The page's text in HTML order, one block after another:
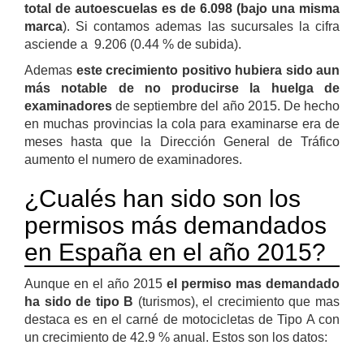
total de autoescuelas es de 6.098 (bajo una misma
marca). Si contamos ademas las sucursales la cifra
asciende a 9.206 (0.44 % de subida).
Ademas este crecimiento positivo hubiera sido aun
más notable de no producirse la huelga de
examinadores de septiembre del año 2015. De hecho
en muchas provincias la cola para examinarse era de
meses hasta que la Dirección General de Tráfico
aumento el numero de examinadores.
¿Cualés han sido son los
permisos más demandados
en España en el año 2015?
Aunque en el año 2015 el permiso mas demandado
ha sido de tipo B (turismos), el crecimiento que mas
destaca es en el carné de motocicletas de Tipo A con
un crecimiento de 42.9 % anual. Estos son los datos: